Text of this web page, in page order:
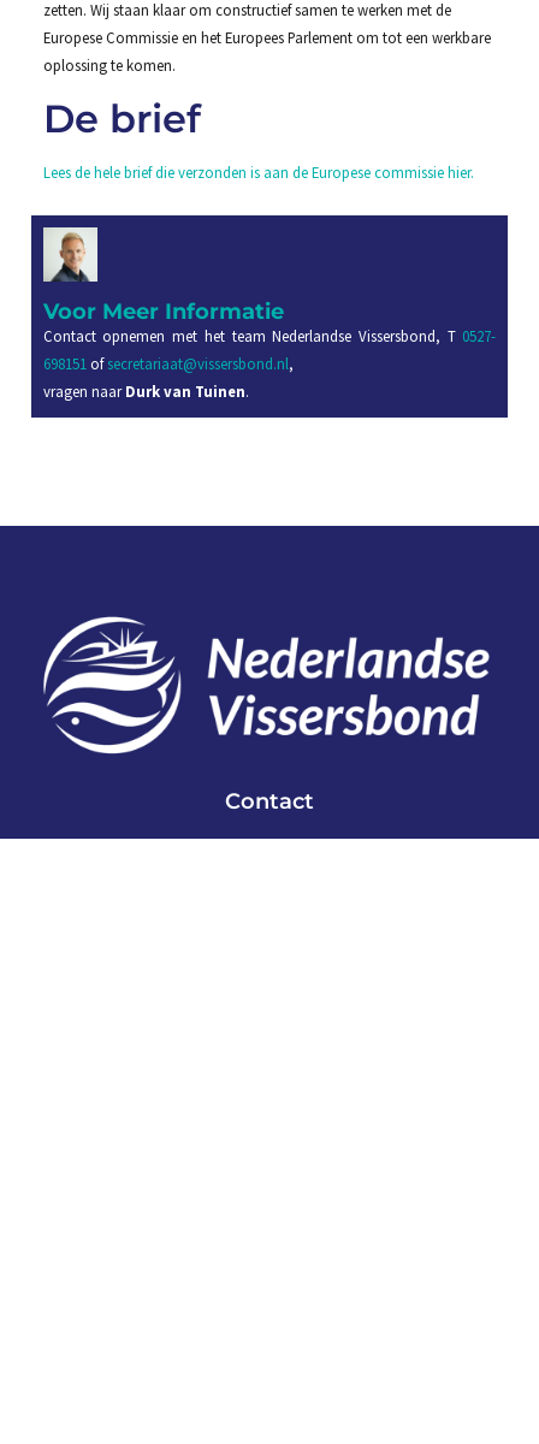
zetten. Wij staan klaar om constructief samen te werken met de
Europese Commissie en het Europees Parlement om tot een werkbare
oplossing te komen.
De brief
Lees de hele brief die verzonden is aan de Europese commissie hier.
Voor Meer Informatie
Contact opnemen met het team Nederlandse Vissersbond, T 0527-
698151ofsecretariaat@vissersbond.nl,
vragen naarDurk van Tuinen.
Contact